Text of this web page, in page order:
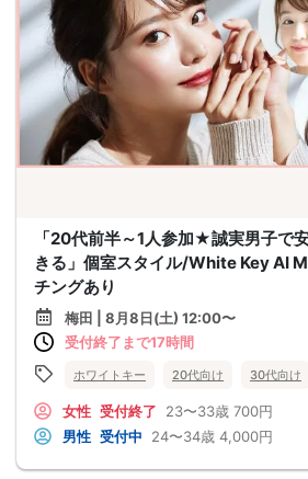
「20代前半～1人参加★誠実男子で
きる」個室スタイル/White Key AI
チングあり
梅田 | 8月8日(土) 12:00〜
受付終了まで17時間
ホワイトキー 20代向け 30代向け
女性 受付終了 23〜33歳 700円
男性 受付中 24〜34歳 4,000円